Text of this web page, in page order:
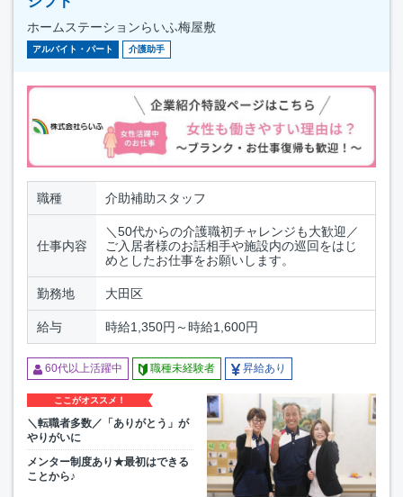
ホームステーションらいふ梅屋敷
アルバイト・パート 介護助手
職種 介助補助スタッフ
仕事内容
＼50代からの介護職初チャレンジも大歓迎／
ご入居者様のお話相手や施設内の巡回をはじ
めとしたお仕事をお願いします。
勤務地 大田区
給与 時給1,350円～時給1,600円
60代以上活躍中 職種未経験者 昇給あり
ここがオススメ！
＼転職者多数／「ありがとう」が
やりがいに
メンター制度あり★最初はできる
ことから♪